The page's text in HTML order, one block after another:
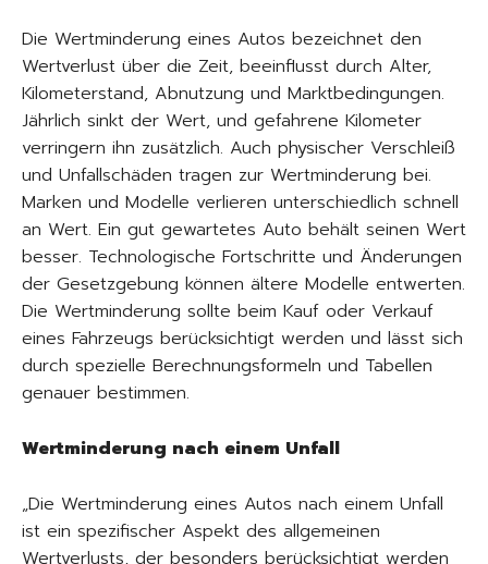
Die Wertminderung eines Autos bezeichnet den
Wertverlust über die Zeit, beeinflusst durch Alter,
Kilometerstand, Abnutzung und Marktbedingungen.
Jährlich sinkt der Wert, und gefahrene Kilometer
verringern ihn zusätzlich. Auch physischer Verschleiß
und Unfallschäden tragen zur Wertminderung bei.
Marken und Modelle verlieren unterschiedlich schnell
an Wert. Ein gut gewartetes Auto behält seinen Wert
besser. Technologische Fortschritte und Änderungen
der Gesetzgebung können ältere Modelle entwerten.
Die Wertminderung sollte beim Kauf oder Verkauf
eines Fahrzeugs berücksichtigt werden und lässt sich
durch spezielle Berechnungsformeln und Tabellen
genauer bestimmen.
Wertminderung nach einem Unfall
„Die Wertminderung eines Autos nach einem Unfall
ist ein spezifischer Aspekt des allgemeinen
Wertverlusts, der besonders berücksichtigt werden